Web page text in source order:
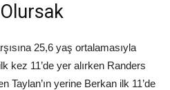
25,6 yaş ortalamasıyla
kez 11’de yer alırken Randers
Taylan’ın yerine Berkan ilk 11’de